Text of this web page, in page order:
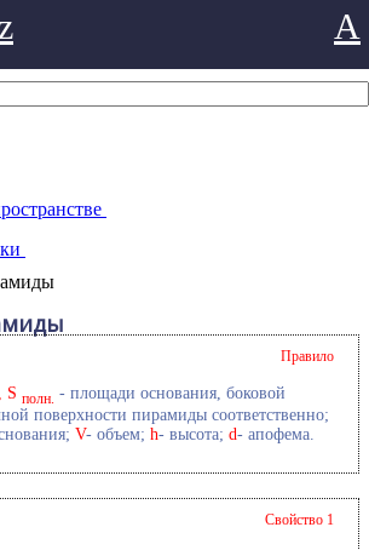
A
Правило
, S полн. - площади основания, боковой
поверхности пирамиды соответственно;
V- объем; h- высота; d- апофема.
Свойство 1